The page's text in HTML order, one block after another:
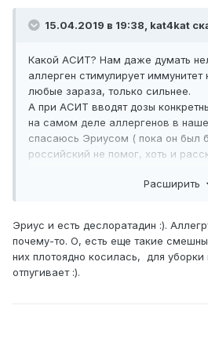
15.04.2019 в 19:38, kat4kat
Какой АСИТ? Нам даже думать
аллерген стимулирует иммунитет
любые зараза, только сильнее.
А при АСИТ вводят дозы
на самом деле аллергенов в
спасаюсь Эриусом ( пока он был
российский не помог, хоть и
Расширить
Эриус и есть деслоратадин :).
почему-то. О, есть еще такие
них плотоядно косилась, для уборки
отпугивает :).